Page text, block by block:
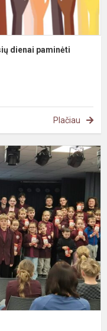
dienai paminėti
Plačiau